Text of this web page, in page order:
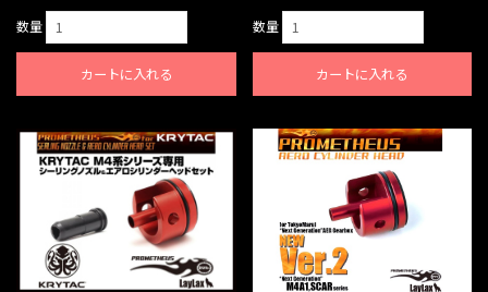
数量
カートに入れる
数量
カートに入れる